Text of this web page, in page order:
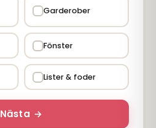
Garderober
Fönster
Lister & foder
Nästa →